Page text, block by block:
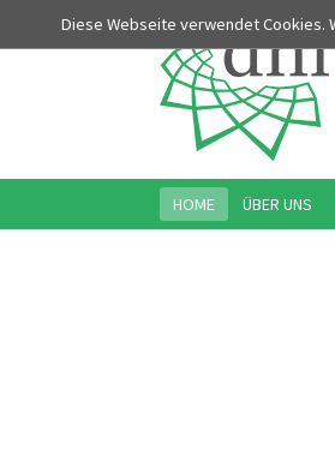
Diese Webseite verwendet Cookies.
HOME ÜBER UNS